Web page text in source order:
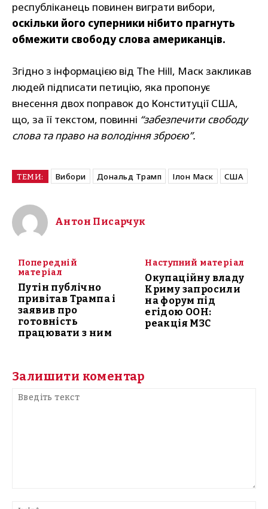
республіканець повинен виграти вибори,
оскільки його суперники нібито прагнуть
обмежити свободу слова американців.
Згідно з інформацією від The Hill, Маск закликав
людей підписати петицію, яка пропонує
внесення двох поправок до Конституції США,
що, за її текстом, повинні “забезпечити свободу
слова та право на володіння зброєю”.
ТЕМИ: Вибори Дональд Трамп Ілон Маск США
Антон Писарчук
Попередній
матеріал
Путін публічно
привітав Трампа і
заявив про
готовність
працювати з ним
Наступний матеріал
Окупаційну владу
Криму запросили
на форум під
егідою ООН:
реакція МЗС
Залишити коментар